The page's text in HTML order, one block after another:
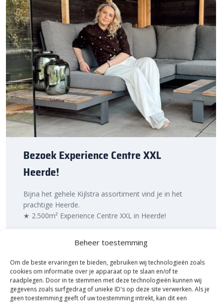
Beheer toestemming
Om de beste ervaringen te bieden, gebruiken wij technologieën zoals
cookies om informatie over je apparaat op te slaan en/of te
raadplegen. Door in te stemmen met deze technologieën kunnen wij
gegevens zoals surfgedrag of unieke ID's op deze site verwerken. Als je
geen toestemming geeft of uw toestemming intrekt, kan dit een
Sierbestratingsmarkt.com.
Bezoek Experience Centre XXL
Heerde!
Bijna het gehele Kijlstra assortiment vind je in het
prachtige Heerde.
★ 2.500m² Experience Centre XXL in Heerde!